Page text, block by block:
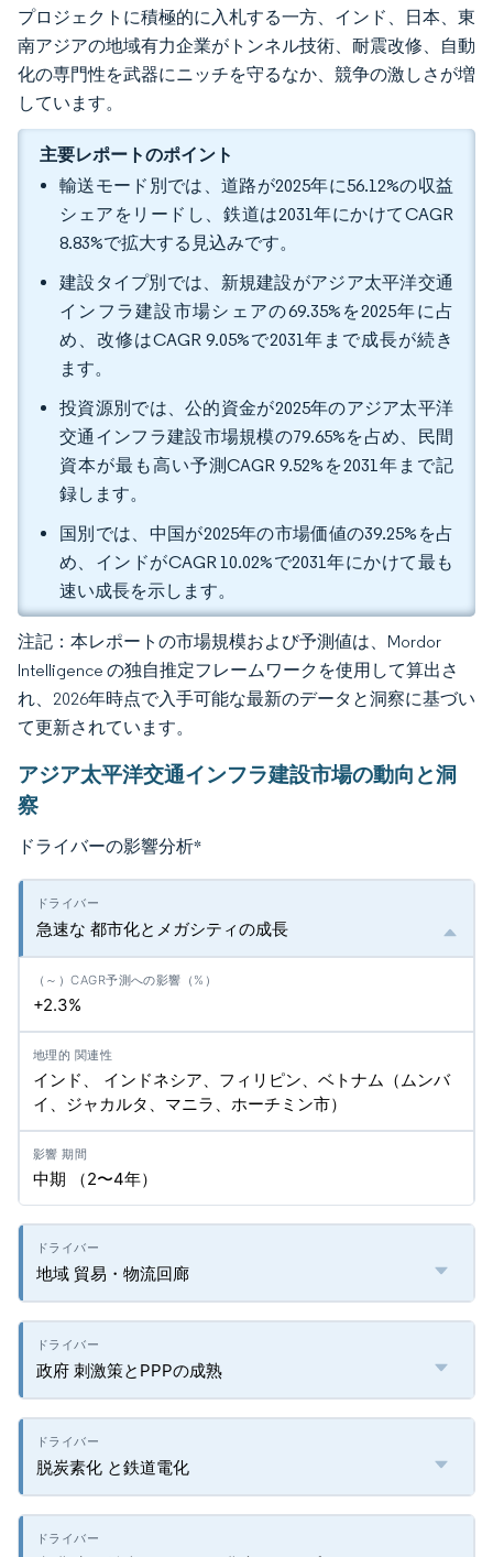
プロジェクトに積極的に入札する一方、インド、日本、東
南アジアの地域有力企業がトンネル技術、耐震改修、自動
化の専門性を武器にニッチを守るなか、競争の激しさが増
しています。
主要レポートのポイント
輸送モード別では、道路が2025年に56.12%の収益
シェアをリードし、鉄道は2031年にかけてCAGR
8.83%で拡大する見込みです。
建設タイプ別では、新規建設がアジア太平洋交通
インフラ建設市場シェアの69.35%を2025年に占
め、改修はCAGR 9.05%で2031年まで成長が続き
ます。
投資源別では、公的資金が2025年のアジア太平洋
交通インフラ建設市場規模の79.65%を占め、民間
資本が最も高い予測CAGR 9.52%を2031年まで記
録します。
国別では、中国が2025年の市場価値の39.25%を占
め、インドがCAGR 10.02%で2031年にかけて最も
速い成長を示します。
注記：本レポートの市場規模および予測値は、Mordor
Intelligence の独自推定フレームワークを使用して算出さ
れ、2026年時点で入手可能な最新のデータと洞察に基づい
て更新されています。
アジア太平洋交通インフラ建設市場の動向と洞
察
ドライバーの影響分析*
急速な 都市化とメガシティの成長
+2.3%
インド、 インドネシア、フィリピン、ベトナム（ムンバ
イ、ジャカルタ、マニラ、ホーチミン市）
中期 （2〜4年）
地域 貿易・物流回廊
政府 刺激策とPPPの成熟
脱炭素化 と鉄道電化